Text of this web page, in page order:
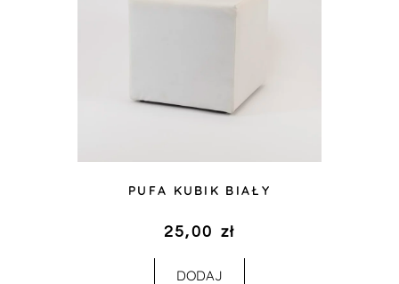
PUFA KUBIK BIAŁY
25,00 zł
DODAJ